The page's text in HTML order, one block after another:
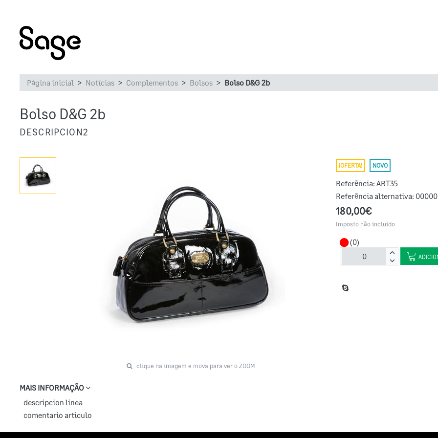
Página inicial Notícias Complementos Bolsos Bolso D&G 2b
Bolso D&G 2b
DESCRIPCION2
clique na imagem e mova para ver o ZOOM
¡OFERTA! NOVO
Referência: ART35
Referência alternativa:
180,00€
Imposto não incluído
(0)
MAIS INFORMAÇÃO
descripcion linea
comentario articulo